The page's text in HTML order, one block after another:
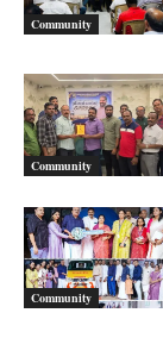
Community
Community
Community